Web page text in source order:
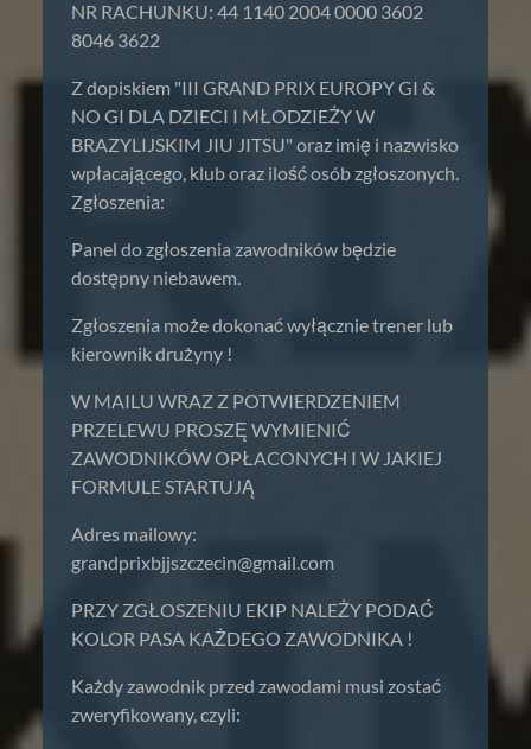
NR RACHUNKU: 44 1140 2004 0000 3602
8046 3622
Z dopiskiem "III GRAND PRIX EUROPY GI &
NO GI DLA DZIECI I MŁODZIEŻY W
BRAZYLIJSKIM JIU JITSU" oraz imię i nazwisko
wpłacającego, klub oraz ilość osób zgłoszonych.
Zgłoszenia:
Panel do zgłoszenia zawodników będzie
dostępny niebawem.
Zgłoszenia może dokonać wyłącznie trener lub
kierownik drużyny !
W MAILU WRAZ Z POTWIERDZENIEM
PRZELEWU PROSZĘ WYMIENIĆ
ZAWODNIKÓW OPŁACONYCH I W JAKIEJ
FORMULE STARTUJĄ
Adres mailowy:
grandprixbjjszczecin@gmail.com
PRZY ZGŁOSZENIU EKIP NALEŻY PODAĆ
KOLOR PASA KAŻDEGO ZAWODNIKA !
Każdy zawodnik przed zawodami musi zostać
zweryfikowany, czyli: